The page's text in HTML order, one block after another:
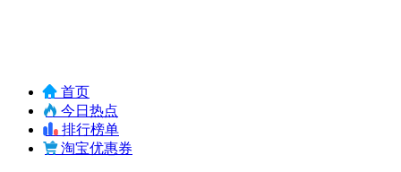
首页
今日热点
排行榜单
淘宝优惠券